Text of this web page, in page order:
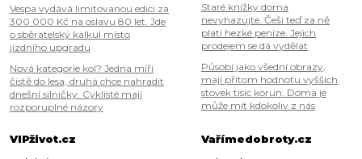
Vespa vydává limitovanou edici za
300 000 Kč na oslavu 80 let. Jde
o sběratelský kalkul místo
jízdního upgradu
Nová kategorie kol? Jedna míří
čistě do lesa, druhá chce nahradit
dnešní silničky. Cyklisté mají
rozporuplné názory
Staré knížky doma
nevyhazujte. Češi teď za ně
platí hezké peníze. Jejich
prodejem se dá vydělat
Působí jako všední obrazy,
mají přitom hodnotu vyšších
stovek tisíc korun. Doma je
může mít kdokoliv z nás
VIPživot.cz
Vařímedobroty.cz